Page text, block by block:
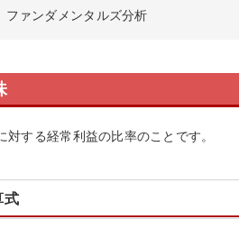
ファンダメンタルズ分析
対する経常利益の比率のことです。
式